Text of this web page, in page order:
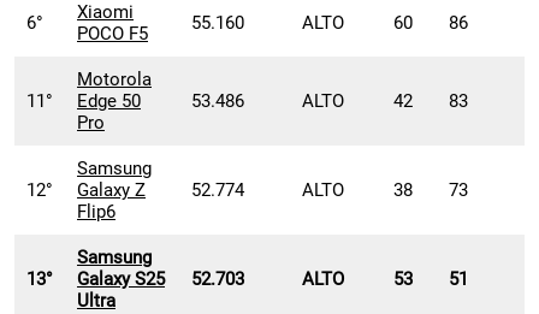
6°
Xiaomi
POCO F5
55.160 ALTO 60 86
11°
Motorola
Edge 50
Pro
53.486 ALTO 42 83
12°
Samsung
Galaxy Z
Flip6
52.774 ALTO 38 73
13°
Samsung
Galaxy S25
Ultra
52.703 ALTO 53 51